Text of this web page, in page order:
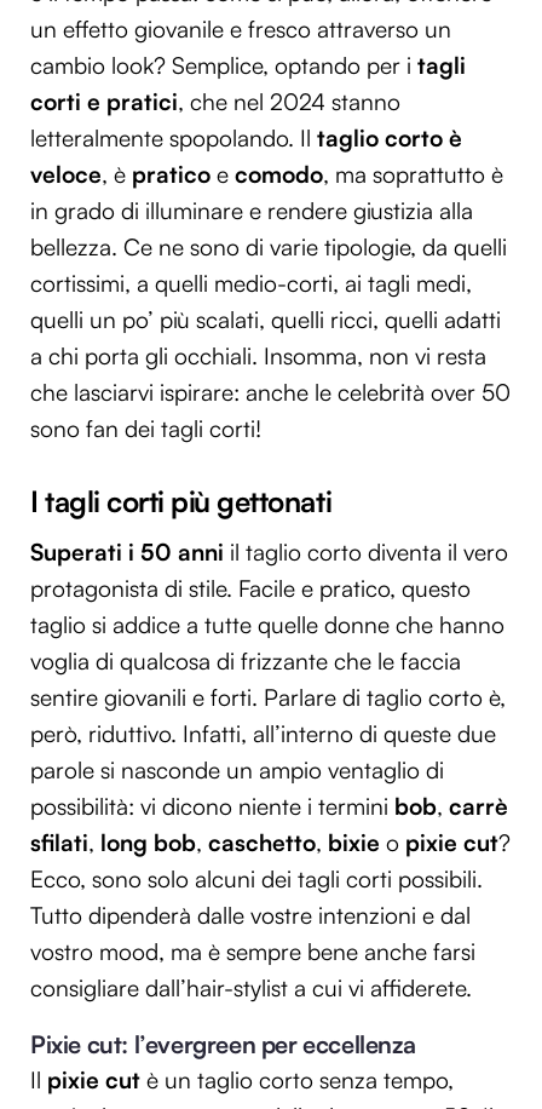
un effetto giovanile e fresco attraverso un
cambio look? Semplice, optando per i tagli
corti e pratici, che nel 2024 stanno
letteralmente spopolando. Il taglio corto è
veloce, è pratico e comodo, ma soprattutto è
in grado di illuminare e rendere giustizia alla
bellezza. Ce ne sono di varie tipologie, da quelli
cortissimi, a quelli medio-corti, ai tagli medi,
quelli un po’ più scalati, quelli ricci, quelli adatti
a chi porta gli occhiali. Insomma, non vi resta
che lasciarvi ispirare: anche le celebrità over 50
sono fan dei tagli corti!
I tagli corti più gettonati
Superati i 50 anni il taglio corto diventa il vero
protagonista di stile. Facile e pratico, questo
taglio si addice a tutte quelle donne che hanno
voglia di qualcosa di frizzante che le faccia
sentire giovanili e forti. Parlare di taglio corto è,
però, riduttivo. Infatti, all’interno di queste due
parole si nasconde un ampio ventaglio di
possibilità: vi dicono niente i termini bob, carrè
sfilati, long bob, caschetto, bixie o pixie cut?
Ecco, sono solo alcuni dei tagli corti possibili.
Tutto dipenderà dalle vostre intenzioni e dal
vostro mood, ma è sempre bene anche farsi
consigliare dall’hair-stylist a cui vi affiderete.
Pixie cut: l’evergreen per eccellenza
Il pixie cut è un taglio corto senza tempo,